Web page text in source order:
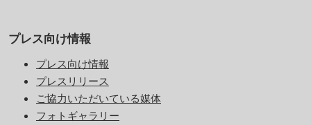
プレス向け情報
プレス向け情報
プレスリリース
ご協力いただいている媒体
フォトギャラリー